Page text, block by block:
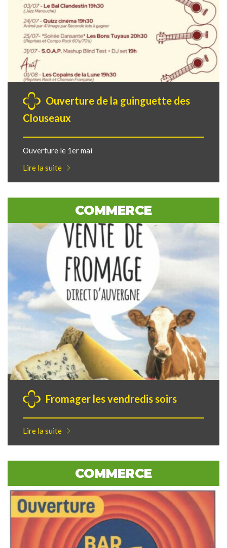
Ouverture de la guinguette des
Clouseaux
Ouverture le 1er mai
Lire la suite
COMMERCE
Fromager les vendredis soirs
Lire la suite
COMMERCE